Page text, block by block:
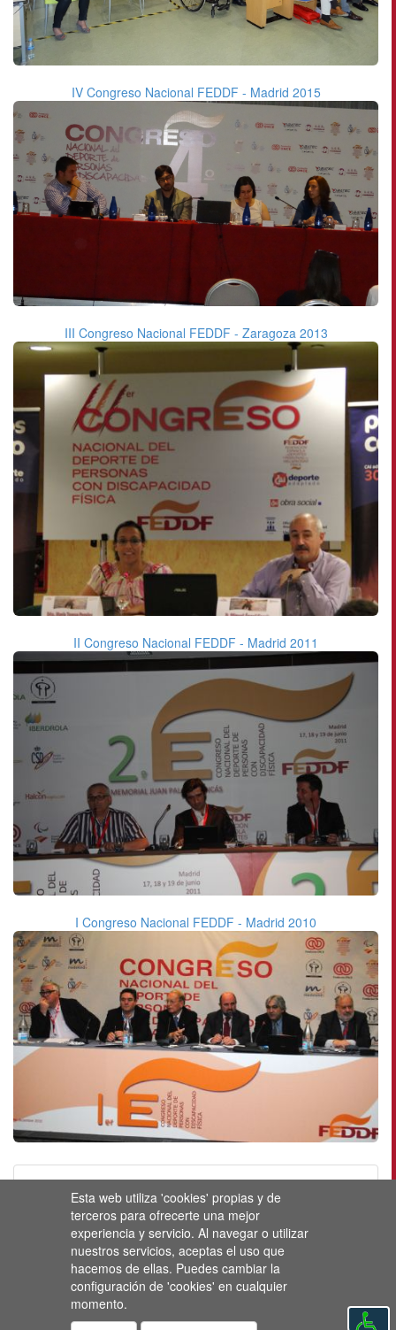
Esta web utiliza 'cookies' propias y de
terceros para ofrecerte una mejor
experiencia y servicio. Al navegar o utilizar
nuestros servicios, aceptas el uso que
hacemos de ellas. Puedes cambiar la
configuración de 'cookies' en cualquier
momento.
IV Congreso Nacional FEDDF - Madrid 2015
III Congreso Nacional FEDDF - Zaragoza 2013
II Congreso Nacional FEDDF - Madrid 2011
I Congreso Nacional FEDDF - Madrid 2010